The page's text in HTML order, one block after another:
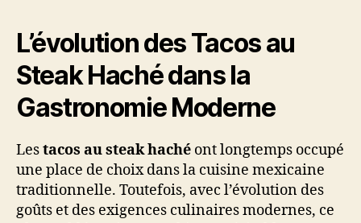
L’évolution des Tacos au
Steak Haché dans la
Gastronomie Moderne
Lestacos au steak haché ont longtemps occupé
une place de choix dans la cuisine mexicaine
traditionnelle. Toutefois, avec l’évolution des
goûts et des exigences culinaires modernes, ce